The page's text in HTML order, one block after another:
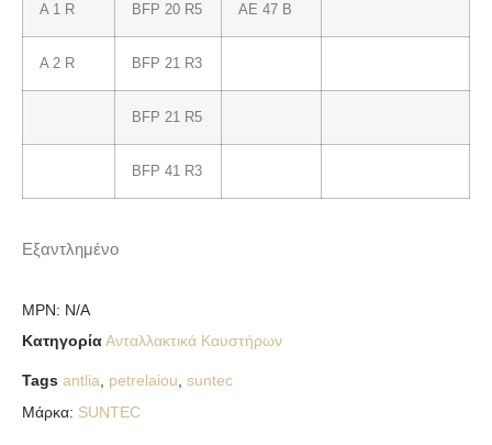
A 1 R BFP 20 R5 AE 47 B
A 2 R BFP 21 R3
BFP 21 R5
BFP 41 R3
Εξαντλημένο
MPN: N/A
ΚατηγορίαΑνταλλακτικά Καυστήρων
Tags antlia, petrelaiou, suntec
Μάρκα: SUNTEC